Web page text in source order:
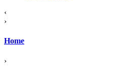
‹
›
Home
›